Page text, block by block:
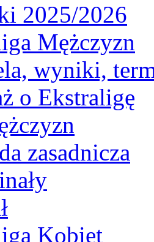
2025/2026
Mężczyzn
wyniki,
o Ekstraligę
zasadnicza
Kobiet